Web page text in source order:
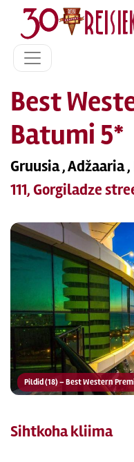
Best
Batumi 5*
Gruusia , Adžaaria
111, Gorgiladze
Pildid (18) – Best Western
Sihtkoha kliima